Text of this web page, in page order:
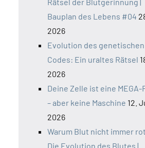
Bauplan des Lebens #04
2026
Evolution des genetischen
Codes: Ein uraltes Rätsel
2026
Deine Zelle ist eine MEGA-
– aber keine Maschine 12.
2026
Warum Blut nicht immer
Die Evolution des Blutes |